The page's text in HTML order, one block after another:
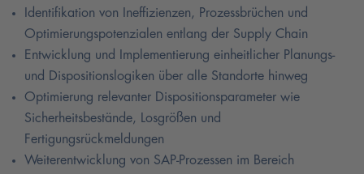
Identifikation von Ineffizienzen, Prozessbrüchen und
Optimierungspotenzialen entlang der Supply Chain
Entwicklung und Implementierung einheitlicher Planungs-
und Dispositionslogiken über alle Standorte hinweg
Optimierung relevanter Dispositionsparameter wie
Sicherheitsbestände, Losgrößen und
Fertigungsrückmeldungen
Weiterentwicklung von SAP-Prozessen im Bereich